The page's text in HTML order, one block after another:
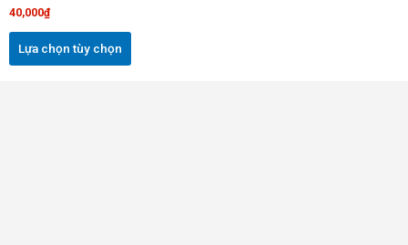
40,000₫
Lựa chọn tùy chọn
trên